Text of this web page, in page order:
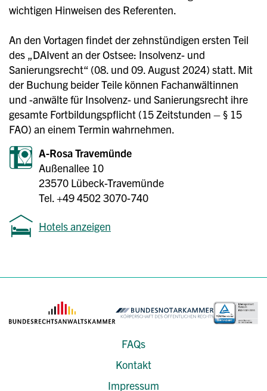
wichtigen Hinweisen des Referenten.
An den Vortagen findet der zehnstündigen ersten Teil
des „DAIvent an der Ostsee: Insolvenz- und
Sanierungsrecht“ (08. und 09. August 2024) statt. Mit
der Buchung beider Teile können Fachanwältinnen
und -anwälte für Insolvenz- und Sanierungsrecht ihre
gesamte Fortbildungspflicht (15 Zeitstunden – § 15
FAO) an einem Termin wahrnehmen.
A-Rosa Travemünde
Außenallee 10
23570 Lübeck-Travemünde
Tel. +49 4502 3070-740
Hotels anzeigen
FAQs
Kontakt
Impressum